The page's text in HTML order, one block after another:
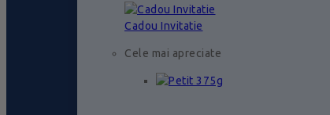
Cadou Invitatie
Cele mai apreciate